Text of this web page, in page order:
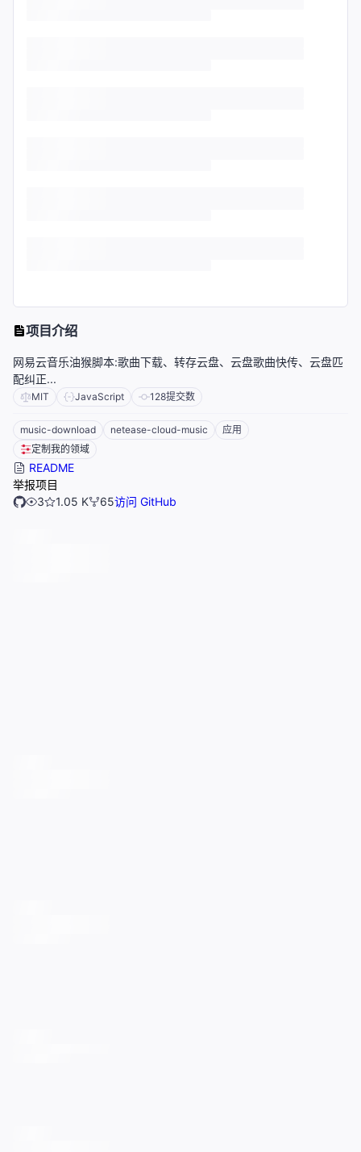
项目介绍
网易云音乐油猴脚本:歌曲下载、转存云盘、云盘歌曲快传、云盘匹
配纠正...
MIT JavaScript 128提交数
music-download netease-cloud-music
应用
定制我的领域
README
举报项目
3
1.05 K 65访问 GitHub